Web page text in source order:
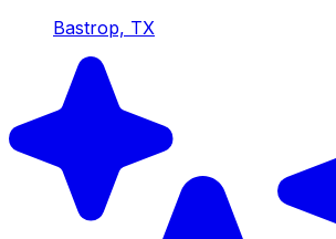
Bastrop, TX